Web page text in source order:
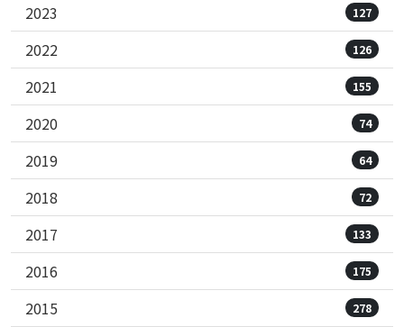
2023 127
2022 126
2021 155
2020 74
2019 64
2018 72
2017 133
2016 175
2015 278